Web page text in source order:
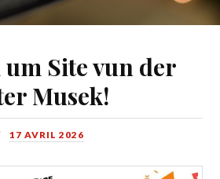
Site vun der
Musek!
17 AVRIL 2026